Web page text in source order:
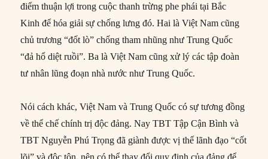
điểm thuận lợi trong cuộc thanh trừng phe phái tại Bắc
Kinh để hóa giải sự chống lưng đó. Hai là Việt Nam cũng
chủ trương “đốt lò” chống tham nhũng như Trung Quốc
“đả hổ diệt ruồi”. Ba là Việt Nam cũng xử lý các tập đoàn
tư nhân lũng đoạn nhà nước như Trung Quốc.
Nói cách khác, Việt Nam và Trung Quốc có sự tương đồng
về thể chế chính trị độc đảng. Nay TBT Tập Cận Bình và
TBT Nguyễn Phú Trọng đã giành được vị thế lãnh đạo “cốt
lõi” và độc tôn, nên có thể thay đổi quy định của đảng để